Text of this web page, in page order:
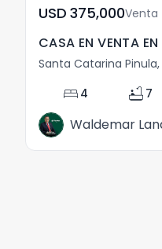
USD	375,000Venta
CASA EN VENTA
Santa Catarina
bed 4 bathtub 7
Waldemar